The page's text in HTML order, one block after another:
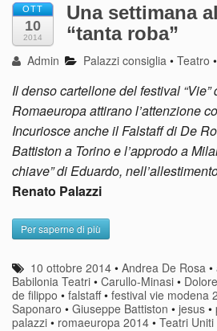
OTT
10
2014
Una settimana
“tanta roba”
Admin Palazzi consiglia •Teatro
Il denso cartellone del festival
Romaeuropa attirano l’attenzione
Incuriosce anche il Falstaff di De
Battiston a Torino e l’approdo a
chiave” di Eduardo,
Renato Palazzi
Per saperne di più
10 ottobre 2014 •Andrea De Rosa •
Babilonia Teatri • Carullo-Minasi •
de filippo • falstaff• festival vie modena
Saponaro • Giuseppe Battiston • jesus •
palazzi • romaeuropa 2014 • Teatri Uniti